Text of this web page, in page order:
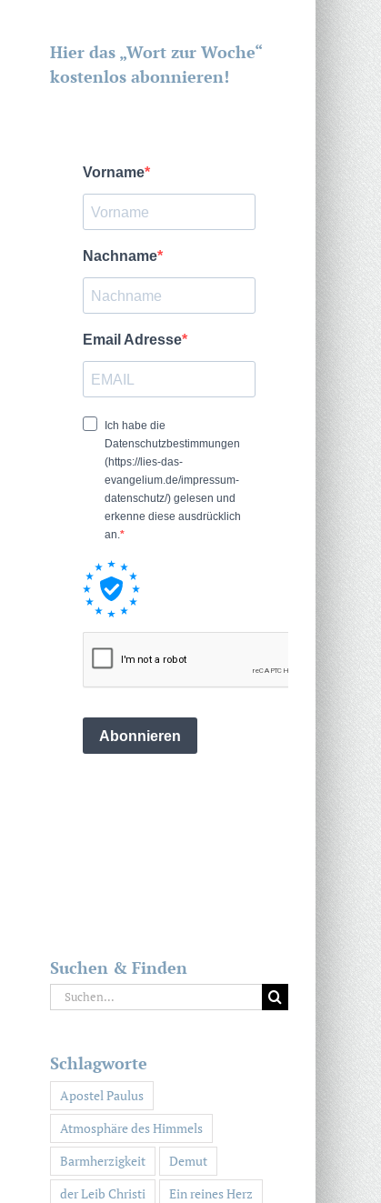
Hier das „Wort zur Woche“
kostenlos abonnieren!
Suchen & Finden
Suche
nach:
Schlagworte
Apostel Paulus
Atmosphäre des Himmels
Barmherzigkeit
Demut
der Leib Christi
Ein reines Herz